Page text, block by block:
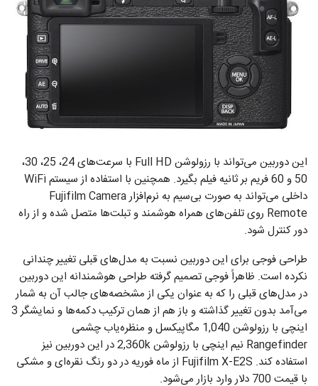
این دوربین می‌تواند با رزولوشن Full HD با سرعت‌های 24، 25، 30،
50 و 60 فریم بر ثانیه فیلم بگیرد. همچنین با استفاده از سیستم WiFi
داخلی می‌تواند به صورت بی‌سیم به نرم‌افزار Fujifilm Camera
Remote روی تلفن‌های همراه هوشمند و تبلت‌ها متصل شده و از راه
دور کنترل شود.
طراحی فوجی برای این دوربین نسبت به مدل‌های قبلی تغییر چندانی
نکرده است. ظاهراً فوجی تصمیم گرفته طراحی هوشمندانه این دوربین
در مدل‌های قبلی را که به عنوان یکی از مشخصه‌های جالب آن به شمار
می‌آمد بدون تغییر گذاشته و باز هم از همان ترکیب دکمه‌ها و نمایشگر 3
اینچی با رزولوشن 1,040 مگاپیکسل و منظره‌یاب چشمی
Rangefinder نیم اینچی با رزولوشن 2,360k در این دوربین نیز
استفاده کند. Fujifilm X-E2S از ماه فوریه در دو رنگ نقره‌ای و مشکی
با قیمت 700 دلار وارد بازار می‌شود.